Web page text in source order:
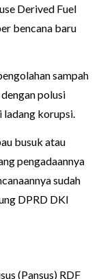
Derived Fuel
bencana baru
sampah
polusi
ladang korupsi.
busuk atau
pengadaannya
sudah
DPRD DKI
(Pansus) RDF